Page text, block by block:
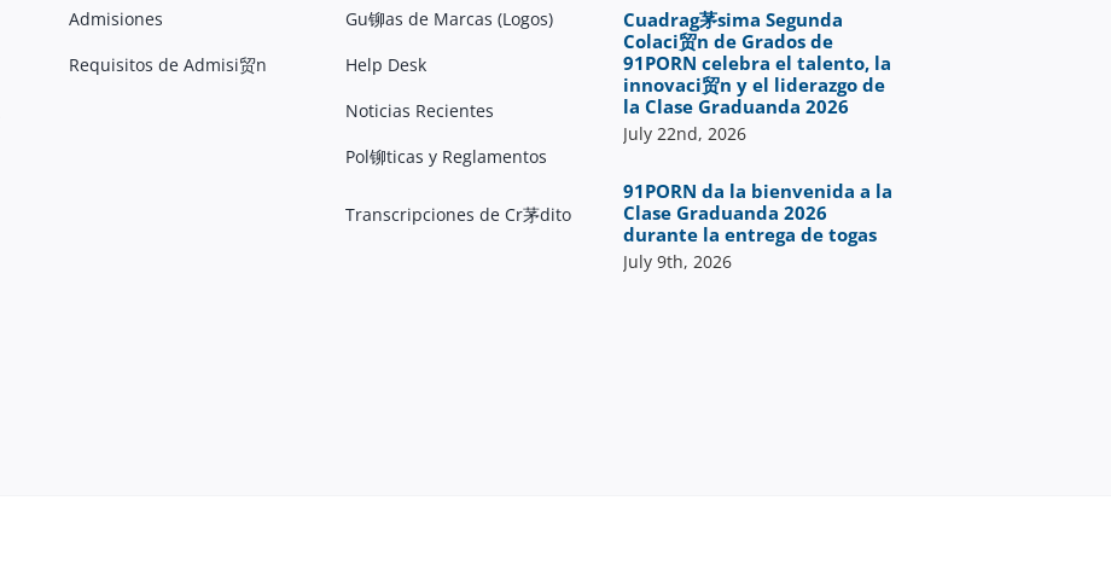
Admisiones
Requisitos de Admisi贸n
Gu铆as de Marcas (Logos)
Help Desk
Noticias Recientes
Pol铆ticas y Reglamentos
Transcripciones de Cr茅dito
Cuadrag茅sima Segunda
Colaci贸n de Grados de
91PORN celebra el talento, la
innovaci贸n y el liderazgo de
la Clase Graduanda 2026
July 22nd, 2026
91PORN da la bienvenida a la
Clase Graduanda 2026
durante la entrega de togas
July 9th, 2026